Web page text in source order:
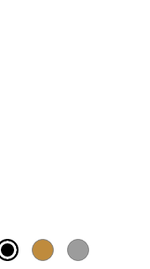
-25%